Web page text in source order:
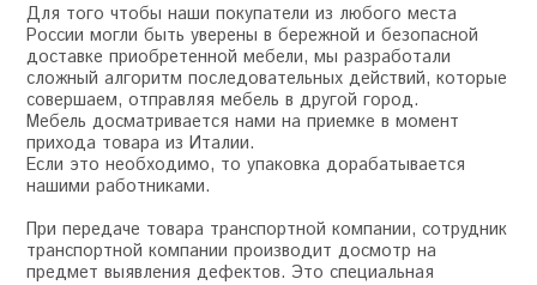
Для того чтобы наши покупатели из любого места
России могли быть уверены в бережной и безопасной
доставке приобретенной мебели, мы разработали
сложный алгоритм последовательных действий, которые
совершаем, отправляя мебель в другой город.
Мебель досматривается нами на приемке в момент
прихода товара из Италии.
Если это необходимо, то упаковка дорабатывается
нашими работниками.
При передаче товара транспортной компании, сотрудник
транспортной компании производит досмотр на
предмет выявления дефектов. Это специальная